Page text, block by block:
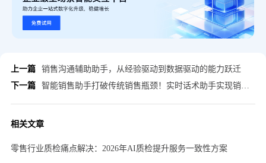
上一篇
销售沟通辅助助手，从经验驱动到数据驱动的能力跃迁
下一篇
智能销售助手打破传统销售瓶颈！实时话术助手实现销售能力与业绩双提升
相关文章
零售行业质检痛点解决：2026年AI质检提升服务一致性方案